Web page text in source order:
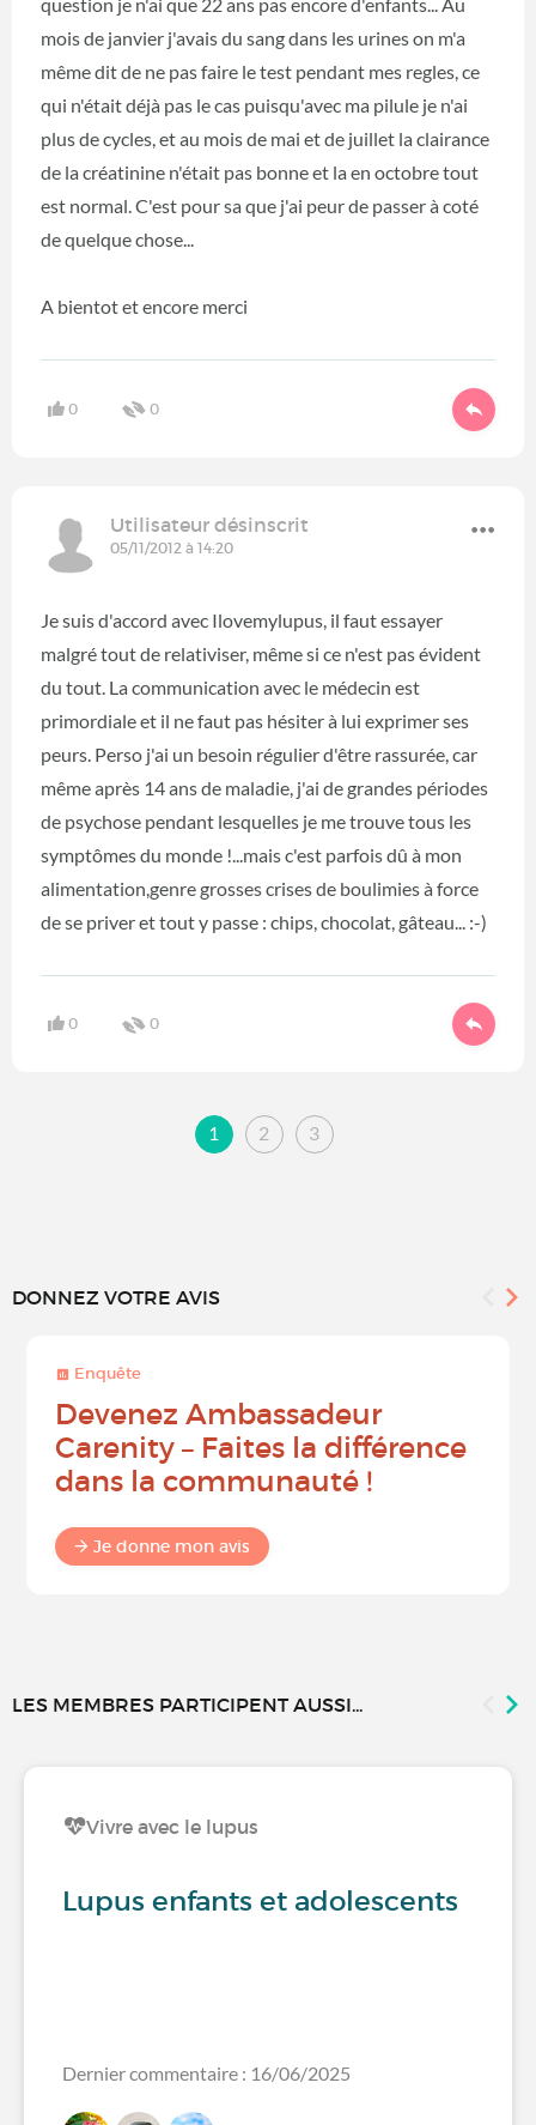
mois de janvier j'avais du sang dans les urines on m'a
même dit de ne pas faire le test pendant mes regles, ce
qui n'était déjà pas le cas puisqu'avec ma pilule je n'ai
plus de cycles, et au mois de mai et de juillet la clairance
de la créatinine n'était pas bonne et la en octobre tout
est normal. C'est pour sa que j'ai peur de passer à coté
de quelque chose...
A bientot et encore merci
0 0
Utilisateur désinscrit
05/11/2012 à 14:20
Je suis d'accord avec Ilovemylupus, il faut essayer
malgré tout de relativiser, même si ce n'est pas évident
du tout. La communication avec le médecin est
primordiale et il ne faut pas hésiter à lui exprimer ses
peurs. Perso j'ai un besoin régulier d'être rassurée, car
même après 14 ans de maladie, j'ai de grandes périodes
de psychose pendant lesquelles je me trouve tous les
symptômes du monde !...mais c'est parfois dû à mon
alimentation,genre grosses crises de boulimies à force
de se priver et tout y passe : chips, chocolat, gâteau... :-)
0 0
1 2 3
DONNEZ VOTRE AVIS
Enquête
Devenez Ambassadeur
Carenity – Faites la différence
dans la communauté !
Je donne mon avis
LES MEMBRES PARTICIPENT AUSSI...
Vivre avec le lupus
Lupus enfants et adolescents
Dernier commentaire : 16/06/2025